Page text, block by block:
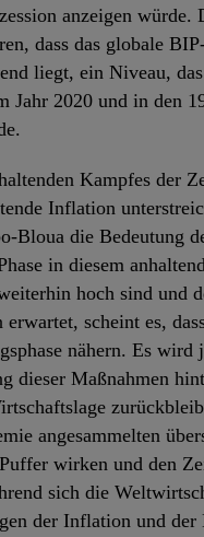
anzeigen würde.
dass das globale
liegt, ein Niveau,
Jahr 2020 und in den
Kampfes der
Inflation
Bloua die Bedeutung
in diesem
hoch sind und
erwartet, scheint es,
nähern. Es wird
dieser Maßnahmen
angesammelten
wirken und den
sich die
der Inflation und